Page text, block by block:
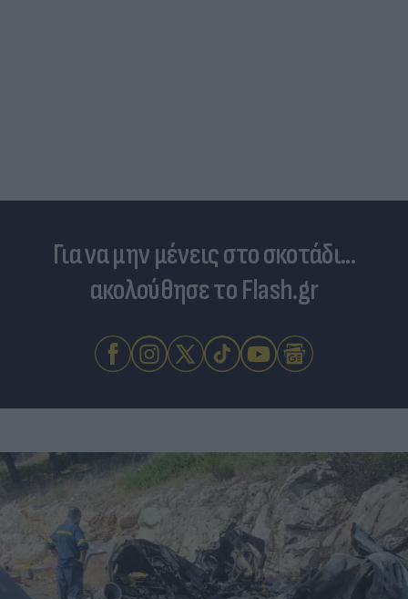
Για να μην μένεις στο σκοτάδι...
ακολούθησε το Flash.gr